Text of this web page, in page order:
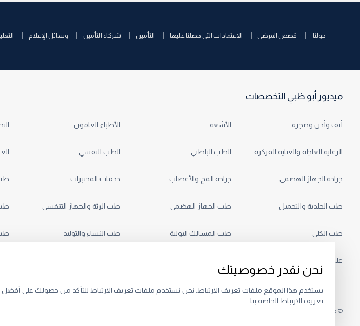
حولنا قصص المرضى الاعتمادات التي حصلنا عليها التأمين شركاء التأمين وسائل الإعلام
ميديور أبو ظبي التخصصات
أنف وأذن وحنجرة الأشعة الأطباء العامون
الرعاية العاجلة والعناية المركزة الطب الباطني الطب النفسي
جراحة الجهاز الهضمي جراحة المخ والأعصاب خدمات المختبرات
طب الجلدية والتجميل طب الجهاز الهضمي طب الرئة والجهاز التنفسي
طب الكلى طب المسالك البولية طب النساء والتوليد طب
علم التغذية
© 2026.
نحن نقدر خصوصيتك
يستخدم هذا الموقع ملفات تعريف الارتباط. نحن نستخدم ملفات تعريف الارتباط للتأكد من حصولك على
تعريف الارتباط الخاصة بنا.